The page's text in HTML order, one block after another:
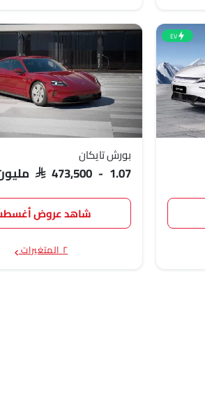
EV
بورش تايكان
SAR 473,500 - 1.07 مليون
شاهد عروض
٢ المتغيرات